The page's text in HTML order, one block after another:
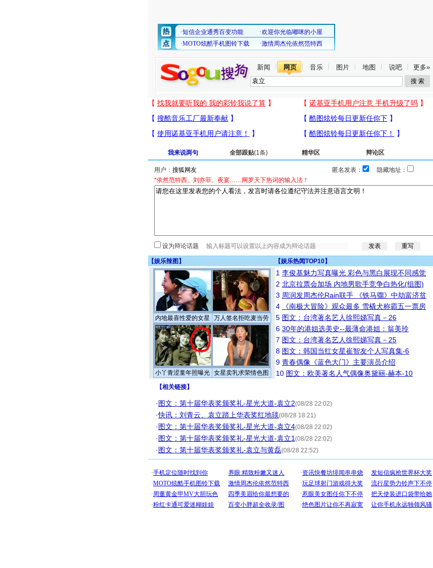
新闻 网页 音乐 图片 地图 说吧 更多»
我来说两句 全部跟贴(1条) 精华区 辩论区
用户： 匿名发表：
隐藏地址：
*依然范特西、刘亦菲、夜宴……网罗天下热词的输入法！
设为辩论话题
【娱乐辣图 】 【娱乐热闻TOP10】
内地最喜性爱的女星 万人签名拒吃麦当劳
小丫青涩童年照曝光 女星卖乳求荣情色图
1 李俊基魅力写真曝光 彩色与黑白展现不同感觉
2 北京拉票会加场 内地男歌手竞争白热化(组图)
3 周润发周杰伦Rain联手 《铁马骝》中劫富济贫
4
《南极大冒险》观众最多 雪橇犬称霸五一票房
5 图文：台湾著名艺人徐熙娣写真－26
6 30年的港姐选美史--最薄命港姐：翁美玲
7 图文：台湾著名艺人徐熙娣写真－25
8 图文：韩国当红女星崔智友个人写真集-6
9 青春偶像《蓝色大门》主要演员介绍
10 图文：欧美著名人气偶像奥黛丽-赫本-10
【相关链接】
·图文：第十届华表奖颁奖礼-星光大道-袁立2(08/28 22:02)
·快讯：刘青云、袁立踏上华表奖红地毯(08/28 18:21)
·图文：第十届华表奖颁奖礼-星光大道-袁立4(08/28 22:02)
·图文：第十届华表奖颁奖礼-星光大道-袁立1 (08/28 22:02)
·图文：第十届华表奖颁奖礼-袁立与黄磊(08/28 22:52)